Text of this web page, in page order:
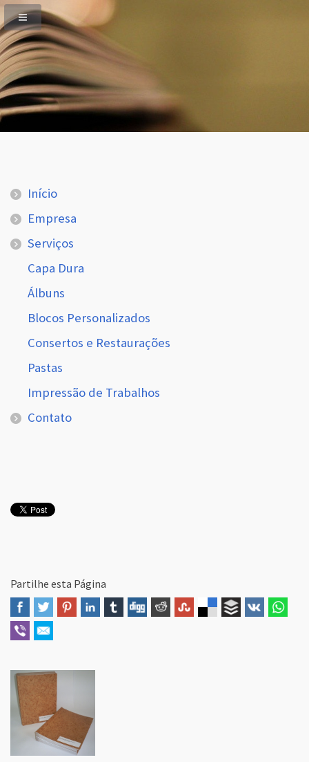
Início
Empresa
Serviços
Capa Dura
Álbuns
Blocos Personalizados
Consertos e Restaurações
Pastas
Impressão de Trabalhos
Contato
Partilhe esta Página